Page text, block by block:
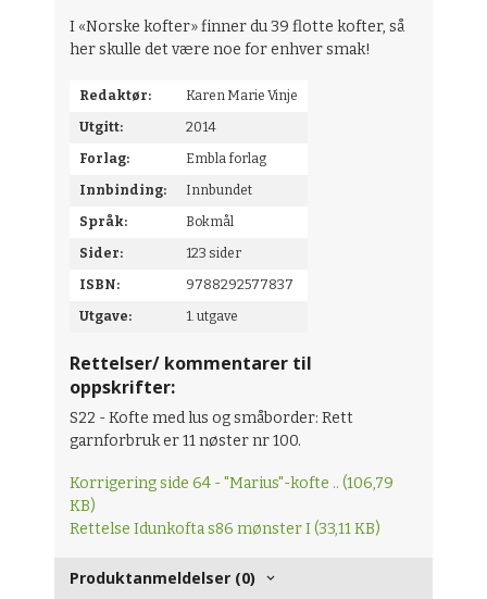
I «Norske kofter» finner du 39 flotte kofter, så
her skulle det være noe for enhver smak!
Redaktør: Karen Marie Vinje
Utgitt: 2014
Forlag: Embla forlag
Innbinding: Innbundet
Språk: Bokmål
Sider: 123 sider
ISBN: 9788292577837
Utgave: 1. utgave
Rettelser/ kommentarer til
oppskrifter:
S22 - Kofte med lus og småborder: Rett
garnforbruk er 11 nøster nr 100.
Korrigering side 64 - "Marius"-kofte .. (106,79
KB)
Rettelse Idunkofta s86 mønster I (33,11 KB)
Produktanmeldelser (0)